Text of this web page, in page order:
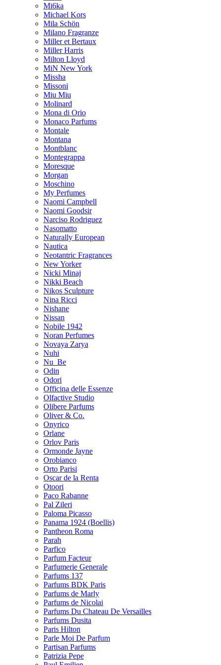
Mi6ka
Michael Kors
Mila Schön
Milano Fragranze
Miller et Bertaux
Miller Harris
Milton Lloyd
MiN New York
Missha
Missoni
Miu Miu
Molinard
Mona di Orio
Monaco Parfums
Montale
Montana
Montblanc
Montegrappa
Moresque
Morgan
Moschino
My Perfumes
Naomi Campbell
Naomi Goodsir
Narciso Rodriguez
Nasomatto
Naturally European
Nautica
Neotantric Fragrances
New Yorker
Nicki Minaj
Nikki Beach
Nikos Sculpture
Nina Ricci
Nishane
Nissan
Nobile 1942
Noran Perfumes
Novaya Zarya
Nuhi
Nu_Be
Odin
Odori
Officina delle Essenze
Olfactive Studio
Olibere Parfums
Oliver & Co.
Onyrico
Orlane
Orlov Paris
Ormonde Jayne
Orobianco
Orto Parisi
Oscar de la Renta
Otoori
Paco Rabanne
Pal Zileri
Paloma Picasso
Panama 1924 (Boellis)
Pantheon Roma
Parah
Parfico
Parfum Facteur
Parfumerie Generale
Parfums 137
Parfums BDK Paris
Parfums de Marly
Parfums de Nicolai
Parfums Du Chateau De Versailles
Parfums Dusita
Paris Hilton
Parle Moi De Parfum
Partisan Parfums
Patrizia Pepe